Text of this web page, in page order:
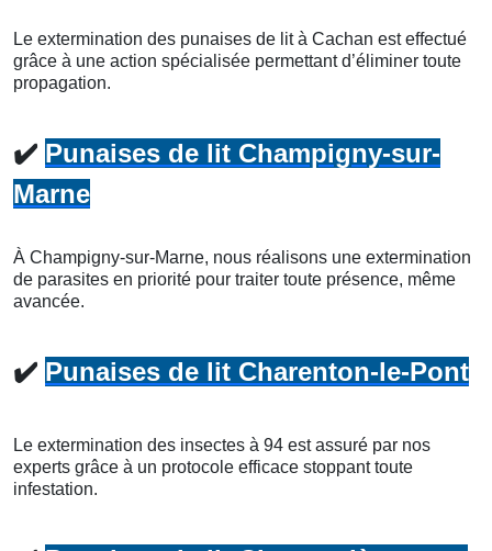
Le extermination des punaises de lit à Cachan est effectué
grâce à une action spécialisée permettant d’éliminer toute
propagation.
✔️ Punaises de lit Champigny-sur-
Marne
À Champigny-sur-Marne, nous réalisons une extermination
de parasites en priorité pour traiter toute présence, même
avancée.
✔️ Punaises de lit Charenton-le-Pont
Le extermination des insectes à 94 est assuré par nos
experts grâce à un protocole efficace stoppant toute
infestation.